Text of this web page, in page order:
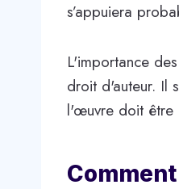
s’appuiera
L'importance
droit d'auteur. Il
l'œuvre doit être